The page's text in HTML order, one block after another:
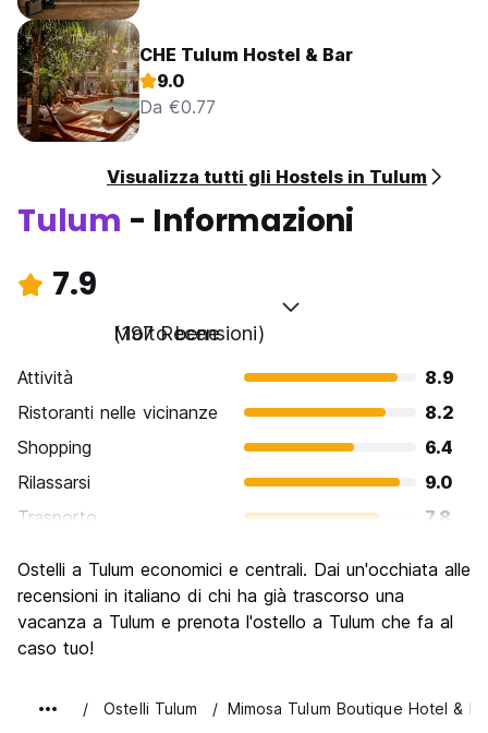
CHE Tulum Hostel & Bar
9.0
Da €0.77
Visualizza tutti gli Hostels in Tulum
Tulum - Informazioni
7.9
Molto bene
(197 Recensioni)
Attività
8.9
Ristoranti nelle vicinanze
8.2
Shopping
6.4
Rilassarsi
9.0
Trasporto
7.8
Luoghi di interesse culturale
Festa / Vita notturna
6.7
Qualita' Prezzo
Ostelli a Tulum economici e centrali. Dai un'occhiata alle
recensioni in italiano di chi ha già trascorso una
vacanza a Tulum e prenota l'ostello a Tulum che fa al
caso tuo!
Ostelli Tulum Mimosa Tulum Boutique Hotel &